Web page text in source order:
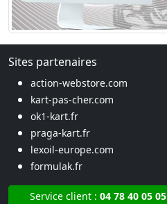
Sites partenaires
action-webstore.com
kart-pas-cher.com
ok1-kart.fr
praga-kart.fr
lexoil-europe.com
formulak.fr
Service client : 04 78 40 05 05